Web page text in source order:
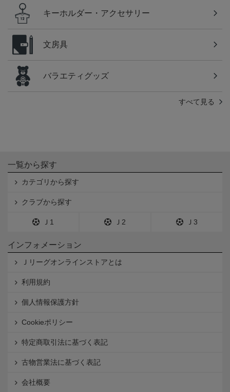
キーホルダー・アクセサリー
文房具
バラエティグッズ
すべて見る
一覧から探す
カテゴリから探す
クラブから探す
Ｊ1 Ｊ2 Ｊ3
インフォメーション
Ｊリーグオンラインストアとは
利用規約
個人情報保護方針
Cookieポリシー
特定商取引法に基づく表記
古物営業法に基づく表記
会社概要